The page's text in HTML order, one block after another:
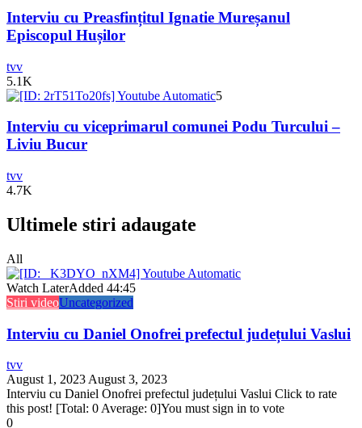
Interviu cu Preasfințitul Ignatie Mureșanul
Episcopul Hușilor
tvv
5.1K
5
Interviu cu viceprimarul comunei Podu Turcului –
Liviu Bucur
tvv
4.7K
Ultimele stiri adaugate
All
Watch LaterAdded 44:45
Stiri videoUncategorized
Interviu cu Daniel Onofrei prefectul județului Vaslui
tvv
August 1, 2023August 3, 2023
Interviu cu Daniel Onofrei prefectul județului Vaslui Click to rate
this post! [Total: 0 Average: 0]You must sign in to vote
0